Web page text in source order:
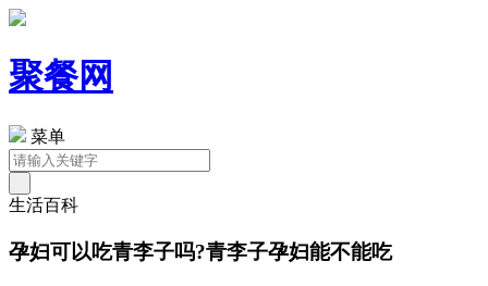
聚餐网
菜单
生活百科
孕妇可以吃青李子吗?青李子孕妇能不能吃